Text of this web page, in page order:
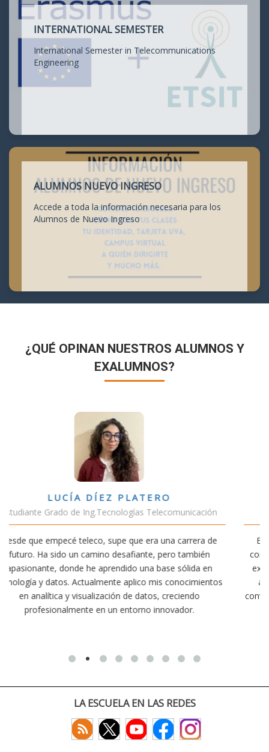
INTERNATIONAL SEMESTER
International Semester in Telecommunications
Engineering
ALUMNOS NUEVO INGRESO
Accede a toda la información necesaria para los
Alumnos de Nuevo Ingreso
¿QUÉ OPINAN NUESTROS ALUMNOS Y
EXALUMNOS?
de
VÍCTOR SÁNCHEZ VALENCIA
Estudiante Doble Grado Teleco-ADE
Estudiar teleco me ha permitido comprender cómo la
conectividad afecta nuestra vida diaria. Aunque la
exige esfuerzo, he dedicado parte de mi tiempo a otras
actividades como el salvamento y socorrismo. Estoy
convencido de que elegir teleco ha sido una de las
decisiones que he tomado.
LA ESCUELA EN LAS REDES